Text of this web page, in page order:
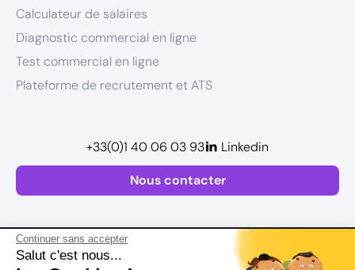
Continuer sans accepter
Salut c'est nous...
Calculateur de salaires
Diagnostic commercial en ligne
Test commercial en ligne
Plateforme de recrutement et ATS
Nous contacter
+33(0)1 40 06 03 93 Linkedin